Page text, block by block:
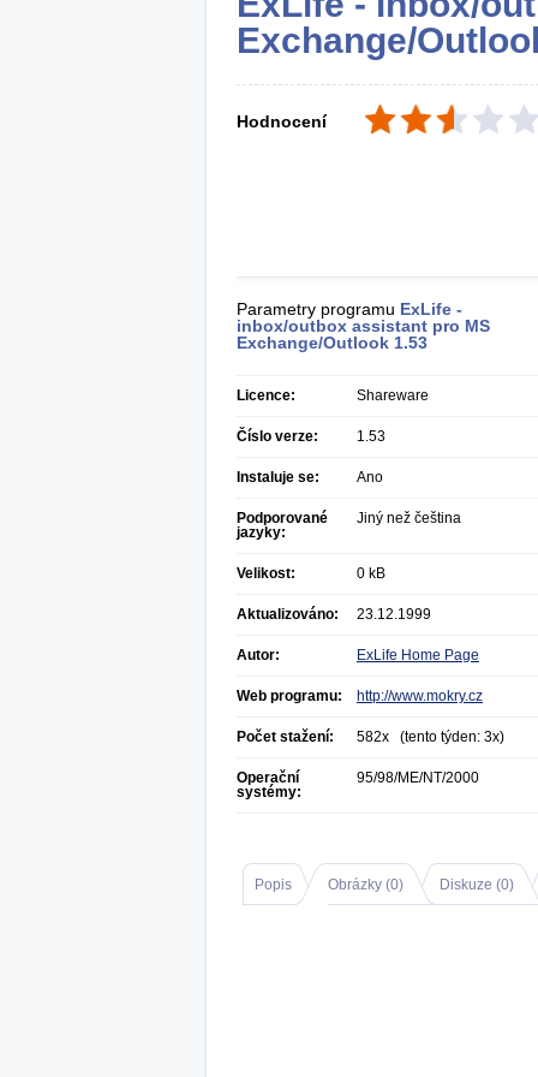
Exchange/
Hodnocení
Parametry programu ExLife -
inbox/outbox assistant pro MS
Exchange/Outlook 1.53
Licence: Shareware
Číslo verze: 1.53
Instaluje se: Ano
Podporované
jazyky:
Jiný než čeština
Velikost: 0 kB
Aktualizováno: 23.12.1999
Autor: ExLife Home Page
Web programu: http://www.mokry.cz
Počet stažení: 582x (tento týden: 3x)
Operační
systémy:
95/98/ME/NT/2000
Popis Obrázky (0) Diskuze (0)